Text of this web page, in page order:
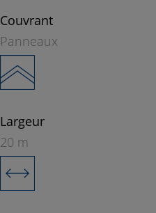
Couvrant
Panneaux
Largeur
20 m